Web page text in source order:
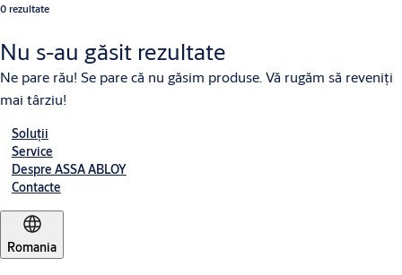
0 rezultate
Nu s-au găsit rezultate
Ne pare rău! Se pare că nu găsim produse. Vă rugăm să reveniţi
mai târziu!
Soluții
Service
Despre ASSA ABLOY
Contacte
Romania